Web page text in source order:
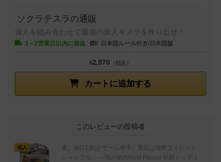
ソクラテスラの通販
偉人を組み合わせて最強の偉人キメラを作り出せ！
1～2営業日以内に発送 日本語ルール付き/日本語版
カートに追加する
¥2,970 （税込）
このレビューの投稿者
仙人
妻、娘(11歳)がゲーム相手。最近は毎晩フォレスト
シャッフル。 ～我が家のMost Played 年間トップ３